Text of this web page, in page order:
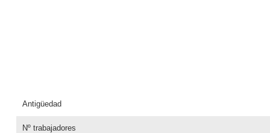
Antigüedad
Nº trabajadores